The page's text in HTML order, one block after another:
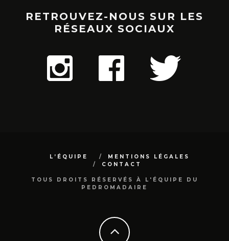
RETROUVEZ-NOUS SUR LES
RÉSEAUX SOCIAUX
L’ÉQUIPE
MENTIONS LÉGALES
CONTACT
TOUS DROITS RÉSERVÉS À L'ÉQUIPE DU
PEDROMADAIRE